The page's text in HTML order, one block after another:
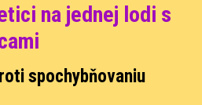
na jednej lodi s
spochybňovaniu